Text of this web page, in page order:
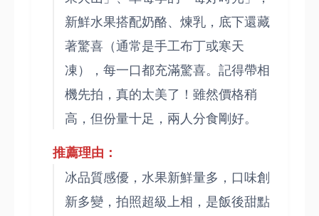
新鮮水果搭配奶酪、煉乳，底下還藏
著驚喜（通常是手工布丁或寒天
凍），每一口都充滿驚喜。記得帶相
機先拍，真的太美了！雖然價格稍
高，但份量十足，兩人分食剛好。
推薦理由：
冰品質感優，水果新鮮量多，口味創
新多變，拍照超級上相，是飯後甜點